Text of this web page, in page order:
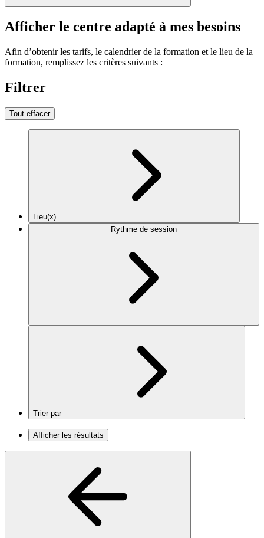
Afficher le centre adapté à mes besoins
Afin d’obtenir les tarifs, le calendrier de la formation et le lieu de la
formation, remplissez les critères suivants :
Filtrer
Tout effacer
Lieu(x)
Rythme de session
Trier par
Afficher les résultats